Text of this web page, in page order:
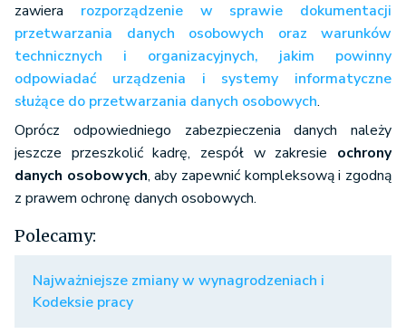
zawiera rozporządzenie w sprawie dokumentacji
przetwarzania danych osobowych oraz warunków
technicznych i organizacyjnych, jakim powinny
odpowiadać urządzenia i systemy informatyczne
służące do przetwarzania danych osobowych.
Oprócz odpowiedniego zabezpieczenia danych należy
jeszcze przeszkolić kadrę, zespół w zakresie ochrony
danych osobowych, aby zapewnić kompleksową i zgodną
z prawem ochronę danych osobowych.
Polecamy:
Najważniejsze zmiany w wynagrodzeniach i
Kodeksie pracy